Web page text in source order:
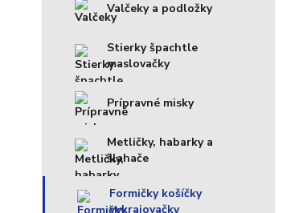
Valčeky a podložky
Stierky špachtle
maslovačky
Prípravné misky
Metličky, habarky a
šlahače
Formičky košíčky
vykrajovačky